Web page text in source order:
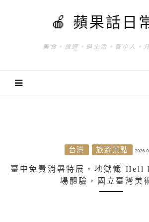
🍎 蘋果話日
美食。旅遊。過生活。養小人。
台灣 旅遊景點 2026-
臺中免費消暑特展，地獄懺 Hell
場體驗，國立臺灣美